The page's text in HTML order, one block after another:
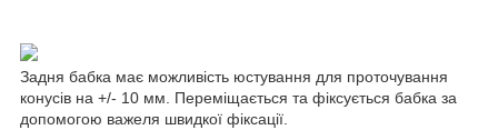
Задня бабка має можливість юстування для проточування
конусів на +/- 10 мм. Переміщається та фіксується бабка за
допомогою важеля швидкої фіксації.